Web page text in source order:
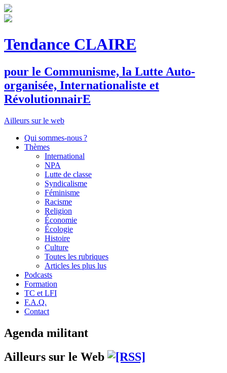
Tendance CLAIRE
pour le Communisme, la Lutte Auto-
organisée, Internationaliste et
RévolutionnairE
Ailleurs sur le web
Qui sommes-nous ?
Thèmes
International
NPA
Lutte de classe
Syndicalisme
Féminisme
Racisme
Religion
Économie
Écologie
Histoire
Culture
Toutes les rubriques
Articles les plus lus
Podcasts
Formation
TC et LFI
F.A.Q.
Contact
Agenda militant
Ailleurs sur le Web